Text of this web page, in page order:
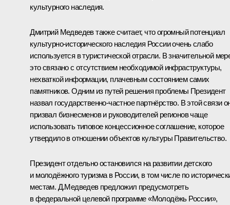
культурного наследия.
Дмитрий Медведев также считает, что огромный потенциал
культурно-исторического наследия России очень слабо
используется в туристической отрасли. В значительной
это связано с отсутствием необходимой инфраструктуры,
нехваткой информации, плачевным состоянием самих
памятников. Одним из путей решения проблемы Президент
назвал государственно-частное партнёрство. В этой связи
призвал бизнесменов и руководителей регионов чаще
использовать типовое концессионное соглашение, которое
утвердило в отношении объектов культуры Правительство.
Президент отдельно остановился на развитии детского
и молодёжного туризма в России, в том числе по
местам. Д.Медведев предложил предусмотреть
в федеральной целевой программе «Молодёжь России»,